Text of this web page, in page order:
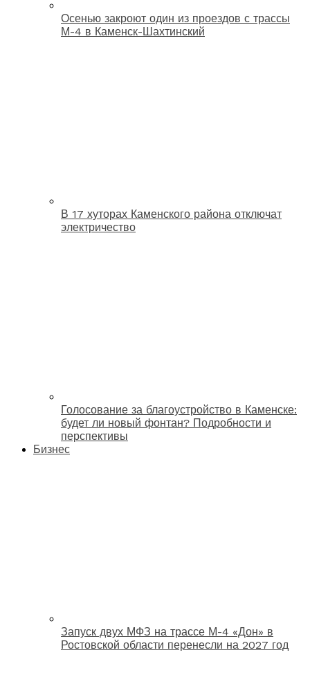
Осенью закроют один из проездов с трассы
М-4 в Каменск-Шахтинский
В 17 хуторах Каменского района отключат
электричество
Голосование за благоустройство в Каменске:
будет ли новый фонтан? Подробности и
перспективы
Бизнес
Запуск двух МФЗ на трассе М-4 «Дон» в
Ростовской области перенесли на 2027 год